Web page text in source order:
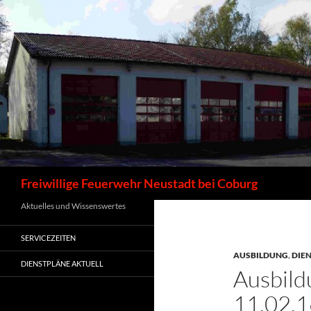
Zum
Inhalt
springen
Freiwillige Feuerwehr Neustadt bei Coburg
AUSBILDUNG,
Aktuelles und Wissenswertes
SERVICEZEITEN
DIENSTPLÄNE AKTUELL